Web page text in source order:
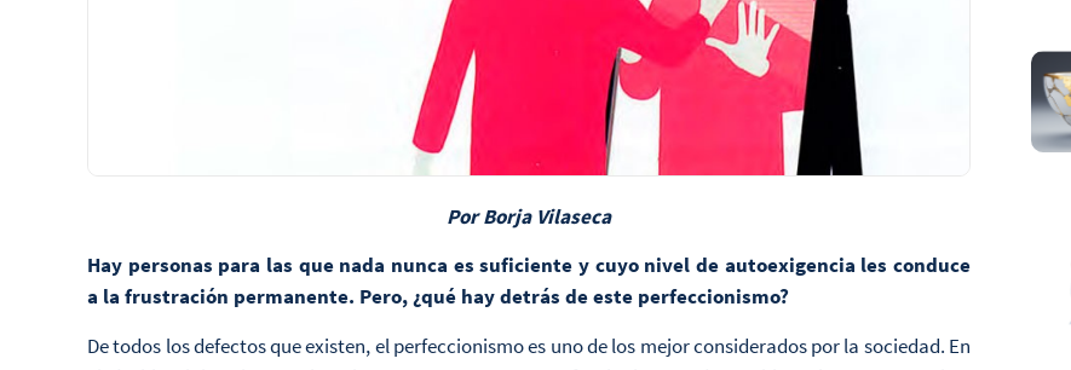
Por Borja Vilaseca
Hay personas para las que nada nunca es suficiente y cuyo nivel de autoexigencia les conduce
a la frustración permanente. Pero, ¿qué hay detrás de este perfeccionismo?
De todos los defectos que existen, el perfeccionismo es uno de los mejor considerados por la sociedad. En